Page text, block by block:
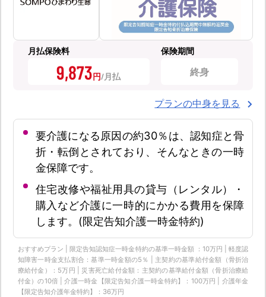
月払保険料
9,873円
保険期間
終身
プランの中身を見る
要介護になる原因の約30％は、認知症と骨
折・転倒とされており、そんなときの一時
金保障です。
住宅改修や福祉用具の貸与（レンタル）・
購入など介護に一時的にかかる費用を保障
します。(限定告知介護一時金特約)
おすすめプラン | 限定告知認知症一時金特約の基準一時金額 ：10万円 | 軽度認
知障害一時金支払割合：基準一時金額の5％ | 主契約の基準給付金額（骨折治
療給付金）：5万円 | 災害死亡給付金額：主契約の基準給付金額（骨折治療給
付金）の10倍 | 介護一時金【限定告知介護一時金特約】：100万円 | 介護年金
【限定告知介護年金特約】：36万円